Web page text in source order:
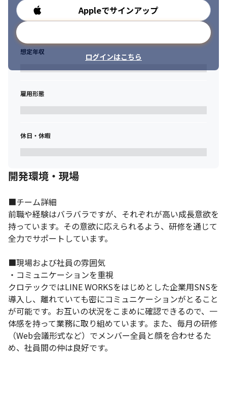
Appleでサインアップ
ログインはこちら
勤務時間
想定年収
雇用形態
休日・休暇
開発環境・現場
■チーム詳細
前職や経験はバラバラですが、それぞれが高い成長意欲を
持っています。その意欲に応えられるよう、研修を通じて
全力でサポートしています。
■現場および社員の雰囲気
・コミュニケーションを重視
クロテックではLINE WORKSをはじめとした企業用SNSを
導入し、離れていても密にコミュニケーションがとること
が可能です。お互いの状況をこまめに確認できるので、一
体感を持って業務に取り組めています。また、毎月の研修
（Web会議形式など）でメンバー全員と顔を合わせるた
め、社員間の仲は良好です。